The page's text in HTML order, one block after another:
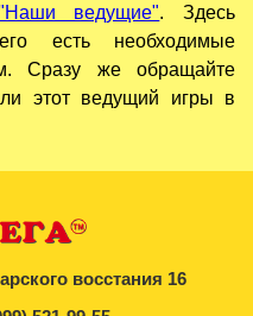
ведущие". Здесь
есть необходимые
Сразу же обращайте
этот ведущий игры в
восстания 16